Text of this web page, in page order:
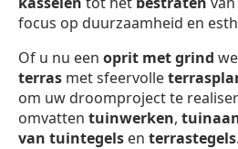
focus op duurzaamheid en
Of u nu een oprit met grind
terras met sfeervolle
om uw droomproject te
omvatten tuinwerken,
van tuintegels en terrastegels.